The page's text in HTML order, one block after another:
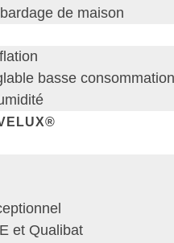
de maison
basse consommation
et Qualibat